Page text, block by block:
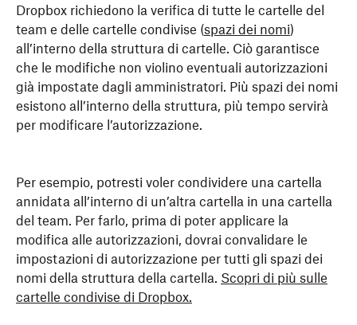
Dropbox richiedono la verifica di tutte le cartelle del
team e delle cartelle condivise (spazi dei nomi)
all’interno della struttura di cartelle. Ciò garantisce
che le modifiche non violino eventuali autorizzazioni
già impostate dagli amministratori. Più spazi dei nomi
esistono all’interno della struttura, più tempo servirà
per modificare l’autorizzazione.
Per esempio, potresti voler condividere una cartella
annidata all’interno di un’altra cartella in una cartella
del team. Per farlo, prima di poter applicare la
modifica alle autorizzazioni, dovrai convalidare le
impostazioni di autorizzazione per tutti gli spazi dei
nomi della struttura della cartella. Scopri di più sulle
cartelle condivise di Dropbox.